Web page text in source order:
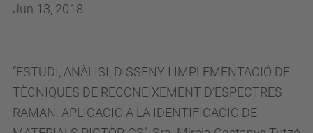
Jun 13, 2018
“ESTUDI, ANÀLISI, DISSENY I IMPLEMENTACIÓ DE
TÈCNIQUES DE RECONEIXEMENT D’ESPECTRES
RAMAN. APLICACIÓ A LA IDENTIFICACIÓ DE